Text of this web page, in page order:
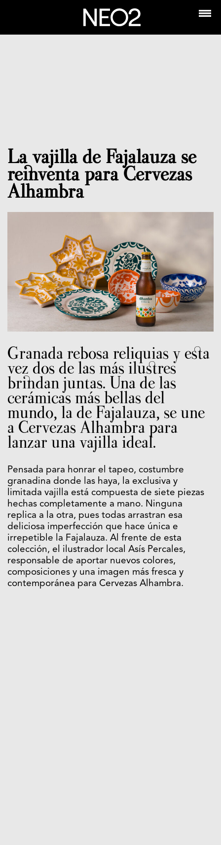
La vajilla de Fajalauza se
reinventa para Cervezas
Alhambra
Granada rebosa reliquias y esta
vez dos de las más ilustres
brindan juntas. Una de las
cerámicas más bellas del
mundo, la de Fajalauza, se une
a Cervezas Alhambra para
lanzar una vajilla ideal.
Pensada para honrar el tapeo, costumbre
granadina donde las haya, la exclusiva y
limitada vajilla está compuesta de siete piezas
hechas completamente a mano. Ninguna
replica a la otra, pues todas arrastran esa
deliciosa imperfección que hace única e
irrepetible la Fajalauza. Al frente de esta
colección, el ilustrador local Asís Percales,
responsable de aportar nuevos colores,
composiciones y una imagen más fresca y
contemporánea para Cervezas Alhambra.